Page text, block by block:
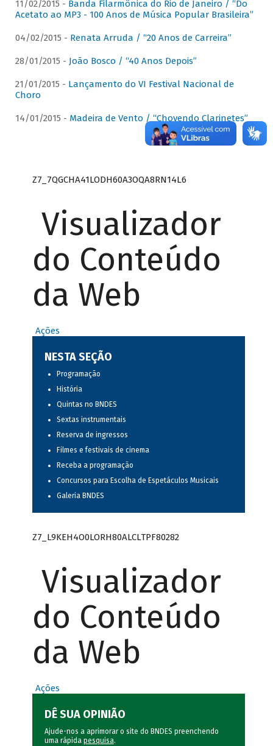
11/02/2015 - Banda Filarmônica do Rio de Janeiro / “Do
Acetato ao MP3 - 100 Anos de Música Popular Brasileira”
04/02/2015 - Renata Arruda / “20 Anos de Carreira”
28/01/2015 - João Bosco / “40 Anos Depois”
21/01/2015 - Lançamento do VI Festival Nacional de
Choro
14/01/2015 - Madeira de Vento / “Chovendo Clarinetes”
Z7_7QGCHA41LODH60A3OQA8RN14L6
Visualizador
do Conteúdo
da Web
Ações
NESTA SEÇÃO
Programação
História
Quintas no BNDES
Sextas instrumentais
Reserva de ingressos
Filmes e festivais de cinema
Receba a programação
Concursos para Escolha de Espetáculos Musicais
Galeria BNDES
Z7_L9KEH4O0LORH80ALCLTPF80282
Visualizador
do Conteúdo
da Web
Ações
DÊ SUA OPINIÃO
Ajude-nos a aprimorar o site do BNDES preenchendo
uma rápida pesquisa.